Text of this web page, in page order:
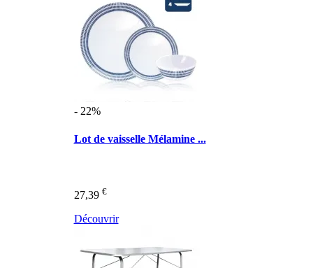
- 22%
Lot de vaisselle Mélamine ...
27,39 €
Découvrir